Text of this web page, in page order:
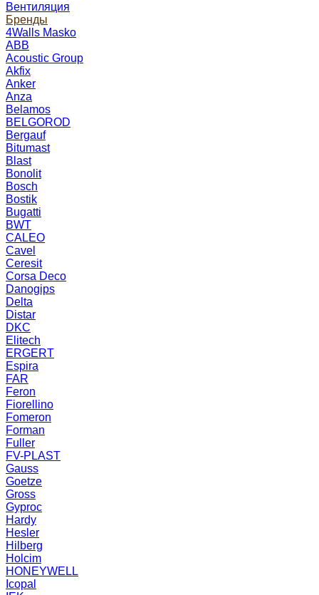
Вентиляция
Бренды
4Walls Masko
ABB
Acoustic Group
Akfix
Anker
Anza
Belamos
BELGOROD
Bergauf
Bitumast
Blast
Bonolit
Bosch
Bostik
Bugatti
BWT
CALEO
Cavel
Ceresit
Corsa Deco
Danogips
Delta
Distar
DKC
Elitech
ERGERT
Espira
FAR
Feron
Fiorellino
Fomeron
Forman
Fuller
FV-PLAST
Gauss
Goetze
Gross
Gyproc
Hardy
Hesler
Hilberg
Holcim
HONEYWELL
Icopal